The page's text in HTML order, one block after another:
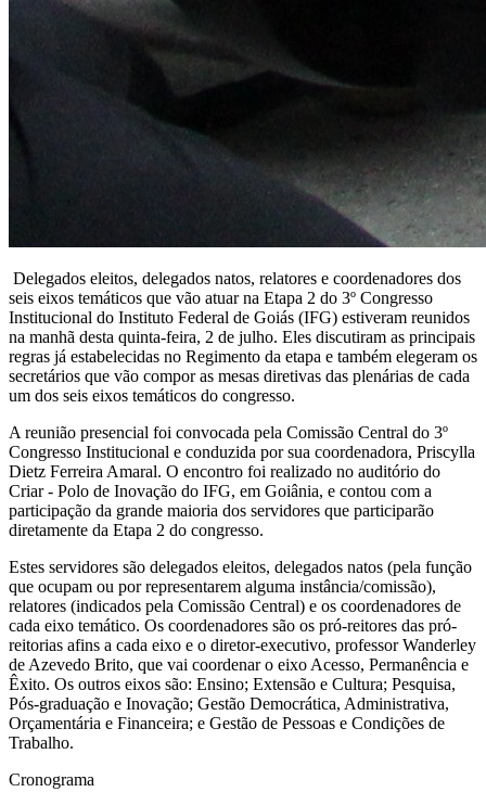
Delegados eleitos, delegados natos, relatores e coordenadores dos
seis eixos temáticos que vão atuar na Etapa 2 do 3º Congresso
Institucional do Instituto Federal de Goiás (IFG) estiveram reunidos
na manhã desta quinta-feira, 2 de julho. Eles discutiram as principais
regras já estabelecidas no Regimento da etapa e também elegeram os
secretários que vão compor as mesas diretivas das plenárias de cada
um dos seis eixos temáticos do congresso.
A reunião presencial foi convocada pela Comissão Central do 3º
Congresso Institucional e conduzida por sua coordenadora, Priscylla
Dietz Ferreira Amaral. O encontro foi realizado no auditório do
Criar - Polo de Inovação do IFG, em Goiânia, e contou com a
participação da grande maioria dos servidores que participarão
diretamente da Etapa 2 do congresso.
Estes servidores são delegados eleitos, delegados natos (pela função
que ocupam ou por representarem alguma instância/comissão),
relatores (indicados pela Comissão Central) e os coordenadores de
cada eixo temático. Os coordenadores são os pró-reitores das pró-
reitorias afins a cada eixo e o diretor-executivo, professor Wanderley
de Azevedo Brito, que vai coordenar o eixo Acesso, Permanência e
Êxito. Os outros eixos são: Ensino; Extensão e Cultura; Pesquisa,
Pós-graduação e Inovação; Gestão Democrática, Administrativa,
Orçamentária e Financeira; e Gestão de Pessoas e Condições de
Trabalho.
Cronograma